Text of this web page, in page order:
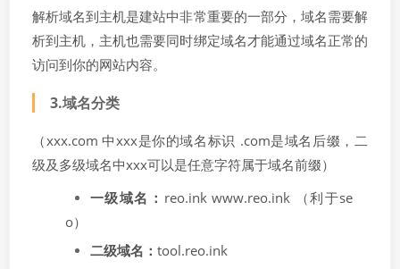
解析域名到主机是建站中非常重要的一部分，域名需要解
析到主机，主机也需要同时绑定域名才能通过域名正常的
访问到你的网站内容。
3.域名分类
（xxx.com 中xxx是你的域名标识 .com是域名后缀，二
级及多级域名中xxx可以是任意字符属于域名前缀）
一级域名： reo.ink www.reo.ink （利于se
o）
二级域名： tool.reo.ink